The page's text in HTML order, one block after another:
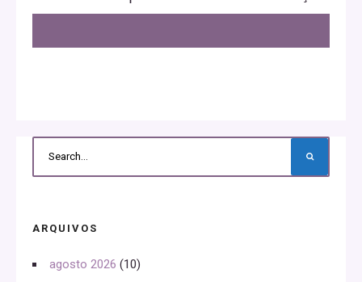
ARQUIVOS
agosto 2026 (10)